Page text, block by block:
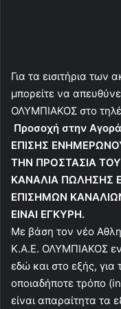
Για τα εισιτήρια των
μπορείτε να
ΟΛΥΜΠΙΑΚΟΣ στο
Προσοχή στην
ΕΠΙΣΗΣ
ΤΗΝ ΠΡΟΣΤΑΣΙΑ
ΚΑΝΑΛΙΑ ΠΩΛΗΣΗΣ
ΕΠΙΣΗΜΩΝ
ΕΙΝΑΙ ΕΓΚΥΡΗ.
Με βάση τον νέο
Κ.Α.Ε. ΟΛΥΜΠΙΑΚΟΣ
εδώ και στο εξής, για
οποιαδήποτε τρόπο
είναι απαραίτητα τα